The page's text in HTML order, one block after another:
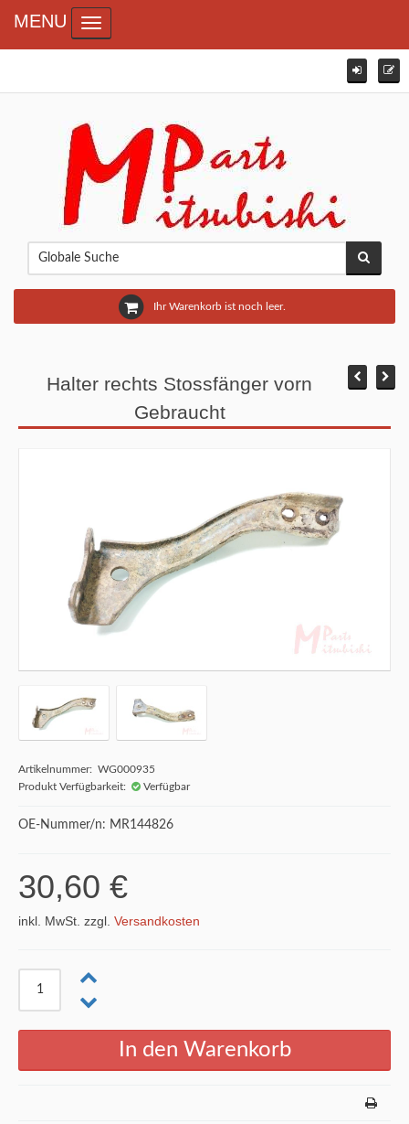
Ihr Warenkorb ist noch leer.
MENU Toggle navigation
Halter rechts Stossfänger vorn
Gebraucht
Artikelnummer: WG000935
Produkt Verfügbarkeit:
Verfügbar
OE-Nummer/n: MR144826
30,60 €
inkl. MwSt. zzgl. Versandkosten